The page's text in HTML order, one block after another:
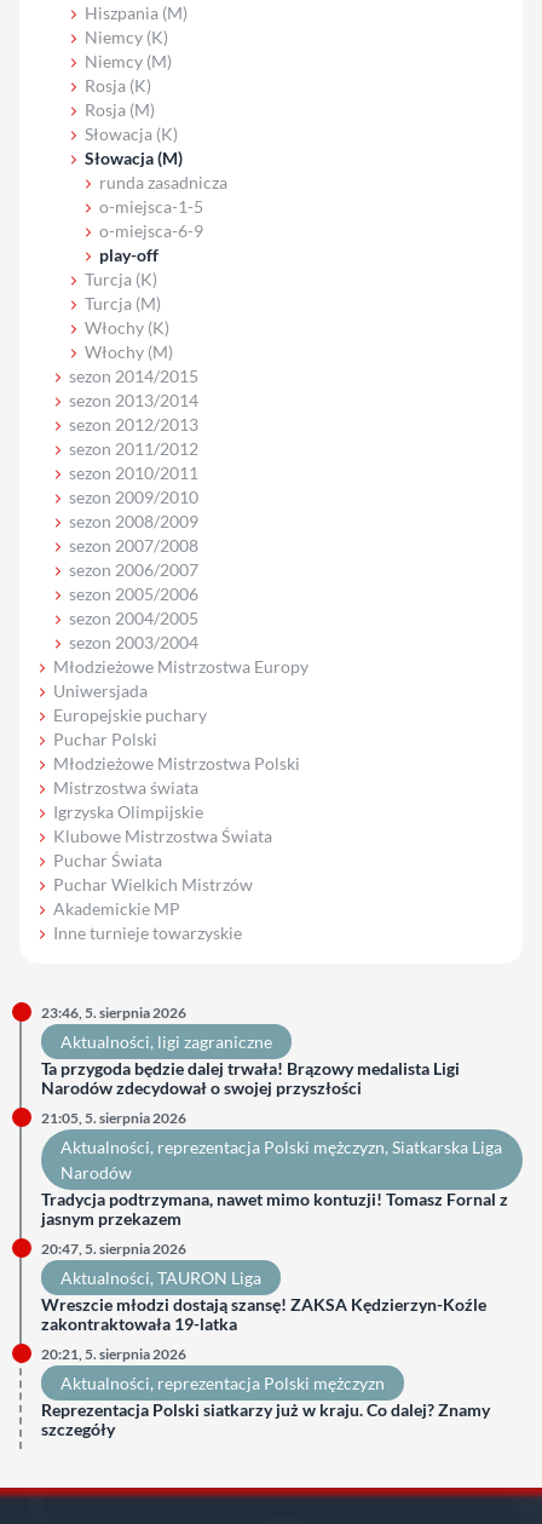
Hiszpania (M)
Niemcy (K)
Niemcy (M)
Rosja (K)
Rosja (M)
Słowacja (K)
Słowacja (M)
runda zasadnicza
o-miejsca-1-5
o-miejsca-6-9
play-off
Turcja (K)
Turcja (M)
Włochy (K)
Włochy (M)
sezon 2014/2015
sezon 2013/2014
sezon 2012/2013
sezon 2011/2012
sezon 2010/2011
sezon 2009/2010
sezon 2008/2009
sezon 2007/2008
sezon 2006/2007
sezon 2005/2006
sezon 2004/2005
sezon 2003/2004
Młodzieżowe Mistrzostwa Europy
Uniwersjada
Europejskie puchary
Puchar Polski
Młodzieżowe Mistrzostwa Polski
Mistrzostwa świata
Igrzyska Olimpijskie
Klubowe Mistrzostwa Świata
Puchar Świata
Puchar Wielkich Mistrzów
Akademickie MP
Inne turnieje towarzyskie
23:46, 5. sierpnia 2026
Aktualności, ligi zagraniczne
Ta przygoda będzie dalej trwała! Brązowy medalista Ligi
Narodów zdecydował o swojej przyszłości
21:05, 5. sierpnia 2026
Aktualności, reprezentacja Polski mężczyzn, Siatkarska Liga
Narodów
Tradycja podtrzymana, nawet mimo kontuzji! Tomasz Fornal z
jasnym przekazem
20:47, 5. sierpnia 2026
Aktualności, TAURON Liga
Wreszcie młodzi dostają szansę! ZAKSA Kędzierzyn-Koźle
zakontraktowała 19-latka
20:21, 5. sierpnia 2026
Aktualności, reprezentacja Polski mężczyzn
Reprezentacja Polski siatkarzy już w kraju. Co dalej? Znamy
szczegóły